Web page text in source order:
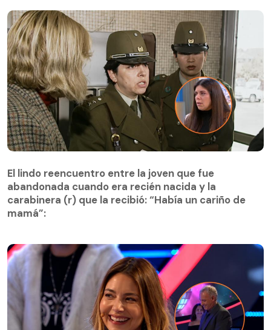
abandonada cuando era recién nacida y la
carabinera (r) que la recibió: “Había un cariño de
mamá”:
El lindo reencuentro entre la joven que fue
abandonada cuando era recién nacida y la
carabinera (r) que la recibió: “Había un cariño de
mamá”: